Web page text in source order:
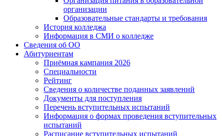
организации
Образовательные стандарты и требования
История колледжа
Информация в СМИ о колледже
Сведения об ОО
Абитуриентам
Приёмная кампания 2026
Специальности
Рейтинг
Сведения о количестве поданных заявлений
Документы для поступления
Перечень вступительных испытаний
Информация о формах проведения вступительных
испытаний
Расписание вступительных испытаний